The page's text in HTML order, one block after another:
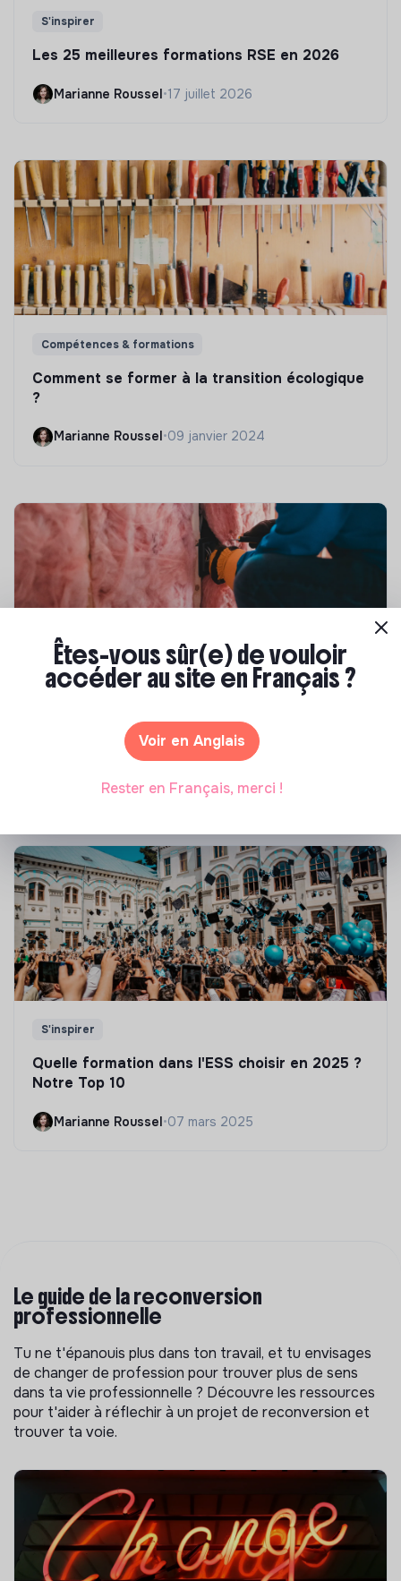
S'inspirer
Les 25 meilleures formations RSE en 2026
Marianne Roussel•17 juillet 2026
Compétences & formations
Comment se former à la transition écologique
?
Marianne Roussel •09 janvier 2024
Compétences & formations
Top 8 des formations en rénovation
énergétique des bâtiments
Marianne Roussel 21 janvier 2025
S'inspirer
Quelle formation dans l'ESS choisir en 2025 ?
Notre Top 10
Marianne Roussel•07 mars 2025
Le guide de la reconversion
professionnelle
Tu ne t'épanouis plus dans ton travail, et tu envisages
de changer de profession pour trouver plus de sens
dans ta vie professionnelle ? Découvre les ressources
pour t'aider à réflechir à un projet de reconversion et
trouver ta voie.
Êtes-vous sûr(e) de vouloir
accéder au site en Français ?
Voir en Anglais
Rester en Français, merci !